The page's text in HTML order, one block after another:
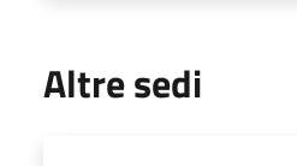
Altre sedi